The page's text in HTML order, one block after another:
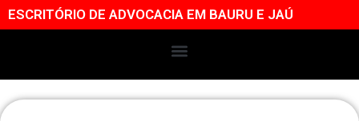
ESCRITÓRIO DE ADVOCACIA EM BAURU E JAÚ